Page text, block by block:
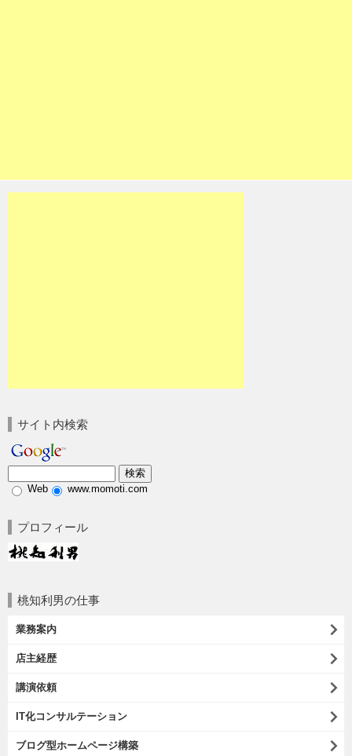
サイト内検索
Web www.momoti.com
プロフィール
桃知利男の仕事
業務案内
店主経歴
講演依頼
IT化コンサルテーション
ブログ型ホームページ構築